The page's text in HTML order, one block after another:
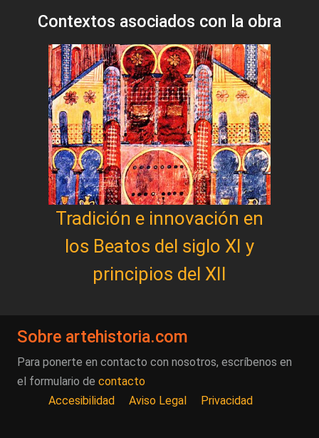
Contextos asociados con la obra
Tradición e innovación en
los Beatos del siglo XI y
principios del XII
Sobre artehistoria.com
Para ponerte en contacto con nosotros, escríbenos en
el formulario de contacto
Accesibilidad
Aviso Legal Privacidad